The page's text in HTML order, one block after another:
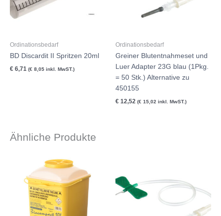
Ordinationsbedarf
BD Discardit II Spritzen 20ml
€ 6,71 (€ 8,05 inkl. MwST.)
Ordinationsbedarf
Greiner Blutentnahmeset und
Luer Adapter 23G blau (1Pkg.
= 50 Stk.) Alternative zu
450155
€ 12,52 (€ 15,02 inkl. MwST.)
Ähnliche Produkte